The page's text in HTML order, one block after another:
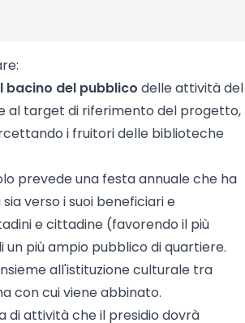
bacino del pubblico delle attività del
al target di riferimento del progetto,
i fruitori delle biblioteche
prevede una festa annuale che ha
verso i suoi beneficiari e
e cittadine (favorendo il più
più ampio pubblico di quartiere.
all'istituzione culturale tra
con cui viene abbinato.
di attività che il presidio dovrà